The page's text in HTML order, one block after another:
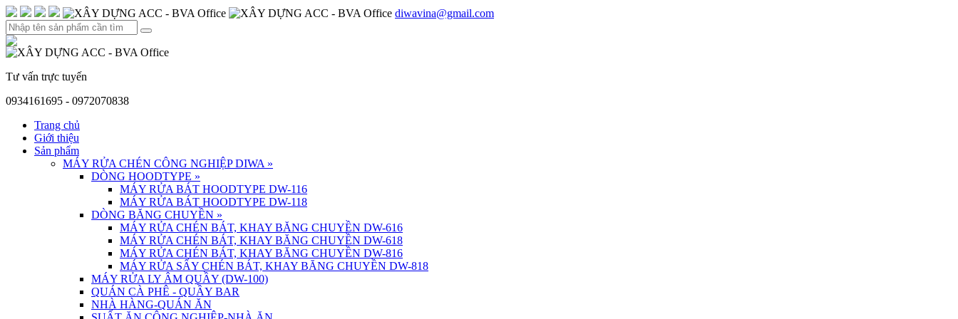
diwavina@gmail.com
Tư vấn trực tuyến
0934161695 - 0972070838
Trang chủ
Giới thiệu
Sản phẩm
MÁY RỬA CHÉN CÔNG NGHIỆP DIWA »
DÒNG HOODTYPE »
MÁY RỬA BÁT HOODTYPE DW-116
MÁY RỬA BÁT HOODTYPE DW-118
DÒNG BĂNG CHUYỀN »
MÁY RỬA CHÉN BÁT, KHAY BĂNG CHUYỀN DW-616
MÁY RỬA CHÉN BÁT, KHAY BĂNG CHUYỀN DW-618
MÁY RỬA CHÉN BÁT, KHAY BĂNG CHUYỀN DW-816
MÁY RỬA SẤY CHÉN BÁT, KHAY BĂNG CHUYỀN DW-818
MÁY RỬA LY ÂM QUẦY (DW-100)
QUÁN CÀ PHÊ - QUẦY BAR
NHÀ HÀNG-QUÁN ĂN